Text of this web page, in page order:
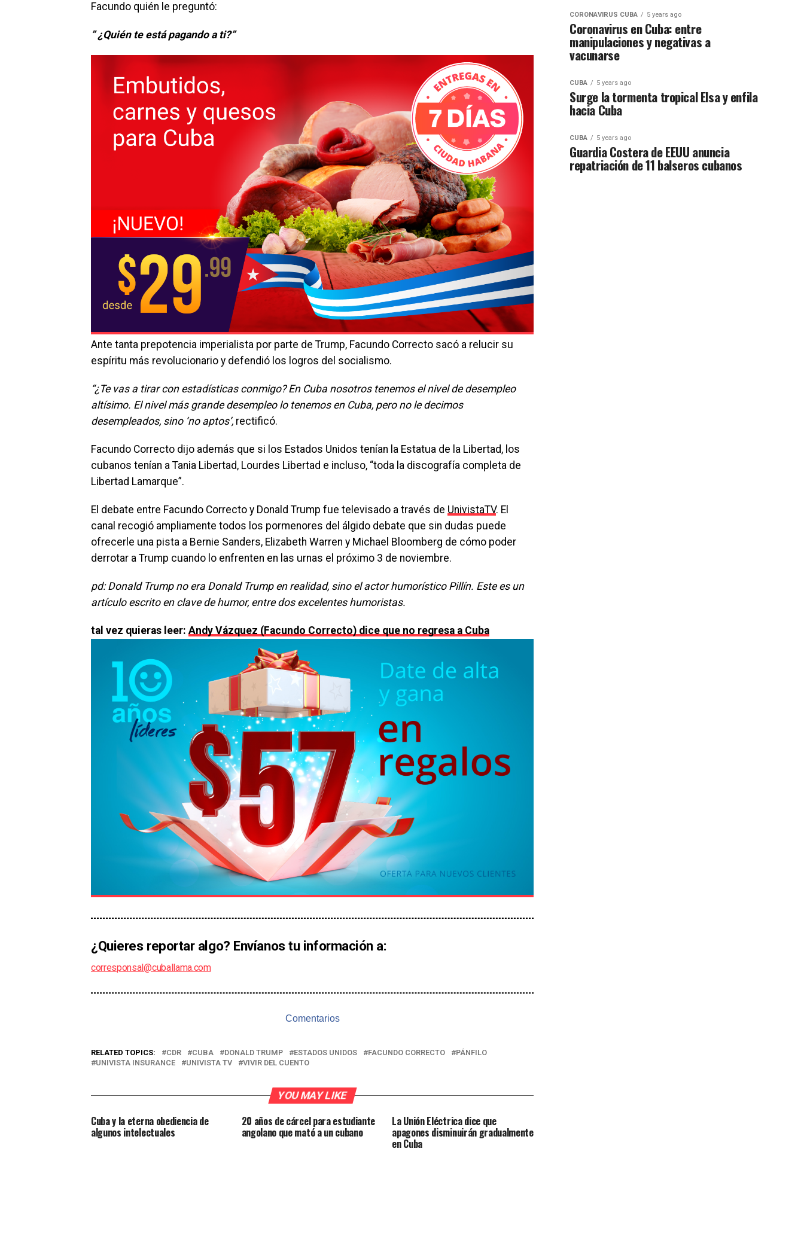
Facundo quién le preguntó:
” ¿Quién te está pagando a ti?”
Ante tanta prepotencia imperialista por parte de Trump, Facundo Correcto sacó a relucir su
espíritu más revolucionario y defendió los logros del socialismo.
“¿Te vas a tirar con estadísticas conmigo? En Cuba nosotros tenemos el nivel de desempleo
altísimo. El nivel más grande desempleo lo tenemos en Cuba, pero no le decimos
desempleados, sino ‘no aptos’, rectificó.
Facundo Correcto dijo además que si los Estados Unidos tenían la Estatua de la Libertad, los
cubanos tenían a Tania Libertad, Lourdes Libertad e incluso, “toda la discografía completa de
Libertad Lamarque”.
El debate entre Facundo Correcto y Donald Trump fue televisado a través de UnivistaTV. El
canal recogió ampliamente todos los pormenores del álgido debate que sin dudas puede
ofrecerle una pista a Bernie Sanders, Elizabeth Warren y Michael Bloomberg de cómo poder
derrotar a Trump cuando lo enfrenten en las urnas el próximo 3 de noviembre.
pd: Donald Trump no era Donald Trump en realidad, sino el actor humorístico Pillín. Este es un
artículo escrito en clave de humor, entre dos excelentes humoristas.
tal vez quieras leer: Andy Vázquez (Facundo Correcto) dice que no regresa a Cuba
¿Quieres reportar algo? Envíanos tu información a:
corresponsal@cuballama.com
Comentarios
RELATED TOPICS: CDR CUBA DONALD TRUMP ESTADOS UNIDOS FACUNDO CORRECTO
PÁNFILO
UNIVISTA INSURANCE
UNIVISTA TV VIVIR DEL CUENTO
YOU MAY LIKE
Cuba y la eterna obediencia de
algunos intelectuales
20 años de cárcel para estudiante
angolano que mató a un cubano
La Unión Eléctrica dice que
apagones disminuirán gradualmente
en Cuba
CORONAVIRUS CUBA 5 years ago
Coronavirus en Cuba: entre
manipulaciones y negativas a
vacunarse
CUBA 5 years ago
Surge la tormenta tropical Elsa y enfila
hacia Cuba
CUBA 5 years ago
Guardia Costera de EEUU anuncia
repatriación de 11 balseros cubanos